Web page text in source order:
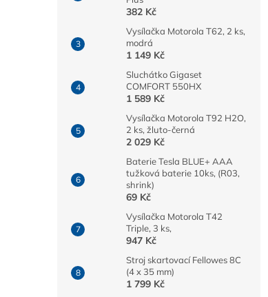
382 Kč
Vysílačka Motorola T62, 2 ks,
modrá
1 149 Kč
Sluchátko Gigaset
COMFORT 550HX
1 589 Kč
Vysílačka Motorola T92 H2O,
2 ks, žluto-černá
2 029 Kč
Baterie Tesla BLUE+ AAA
tužková baterie 10ks, (R03,
shrink)
69 Kč
Vysílačka Motorola T42
Triple, 3 ks,
947 Kč
Stroj skartovací Fellowes 8C
(4 x 35 mm)
1 799 Kč